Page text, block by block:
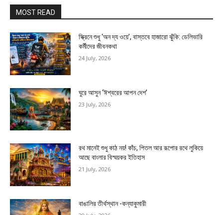
MOST READ
স্ক্রিনে শুধু ‘অন দ্য ওয়ে’, বাস্তবে হাজারো ঝুঁকি: ডেলিভারি
কর্মীদের জীবনকথা
24 July, 2026
ঘুরে আসুন ‘ঈশ্বরের আপন দেশ’
23 July, 2026
রথ মানেই শুধু কাঠ নয়! কাঁচ, পিতল আর রূপোর রথে লুকিয়ে
আছে বাংলার বিস্ময়কর ইতিহাস
21 July, 2026
বাঙালির তীর্থস্থান -কন্যাকুমারী